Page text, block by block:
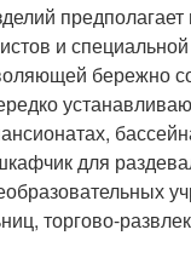
и
бережно
для
торгово-